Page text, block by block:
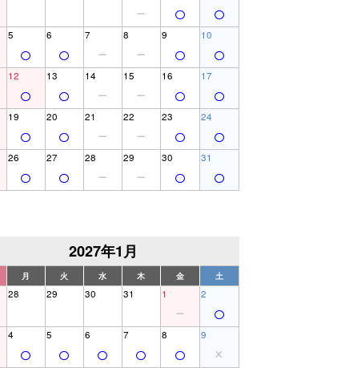
5 6 7 8 9 10
12 13 14 15 16 17
19 20 21 22 23 24
26 27 28 29 30 31
2027年1月
月 火 水 木 金 土
28 29 30 31 1 2
4 5 6 7 8 9